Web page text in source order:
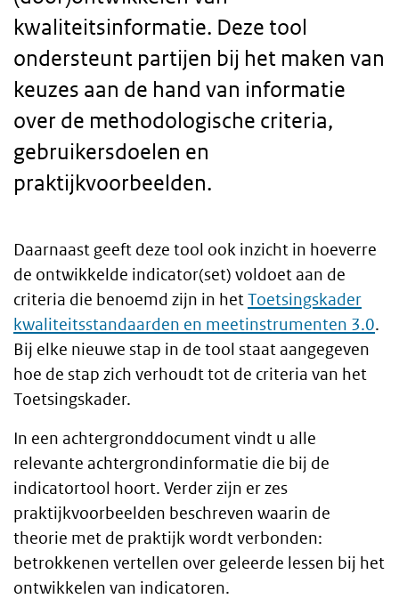
kwaliteitsinformatie. Deze tool
ondersteunt partijen bij het maken van
keuzes aan de hand van informatie
over de methodologische criteria,
gebruikersdoelen en
praktijkvoorbeelden.
Body
text
Daarnaast geeft deze tool ook inzicht in hoeverre
de ontwikkelde indicator(set) voldoet aan de
criteria die benoemd zijn in hetToetsingskader
kwaliteitsstandaarden en meetinstrumenten 3.0.
Bij elke nieuwe stap in de tool staat aangegeven
hoe de stap zich verhoudt tot de criteria van het
Toetsingskader.
In een achtergronddocument vindt u alle
relevante achtergrondinformatie die bij de
indicatortool hoort. Verder zijn er zes
praktijkvoorbeelden beschreven waarin de
theorie met de praktijk wordt verbonden:
betrokkenen vertellen over geleerde lessen bij het
ontwikkelen van indicatoren.